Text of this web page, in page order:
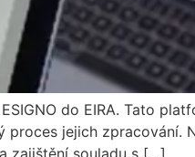
do EIRA. Tato
jejich zpracování.
zajištění souladu s […]